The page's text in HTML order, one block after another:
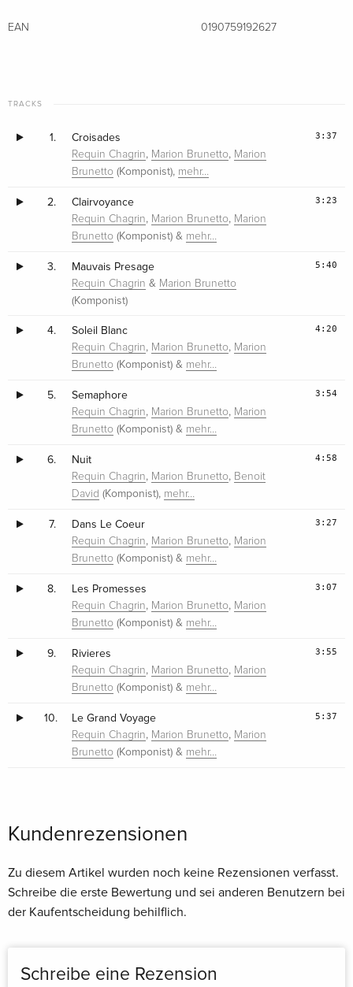
EAN 0190759192627
TRACKS
1. Croisades
Requin Chagrin, Marion Brunetto, Marion
Brunetto (Komponist), mehr…
3:37
2. Clairvoyance
Requin Chagrin, Marion Brunetto, Marion
Brunetto (Komponist) & mehr…
3:23
3. Mauvais Presage
Requin Chagrin & Marion Brunetto
(Komponist)
5:40
4. Soleil Blanc
Requin Chagrin, Marion Brunetto, Marion
Brunetto (Komponist) & mehr…
4:20
5. Semaphore
Requin Chagrin, Marion Brunetto, Marion
Brunetto (Komponist) & mehr…
3:54
6. Nuit
Requin Chagrin, Marion Brunetto, Benoit
David (Komponist), mehr…
4:58
7. Dans Le Coeur
Requin Chagrin, Marion Brunetto, Marion
Brunetto (Komponist) & mehr…
3:27
8. Les Promesses
Requin Chagrin, Marion Brunetto, Marion
Brunetto (Komponist) & mehr…
3:07
9. Rivieres
Requin Chagrin, Marion Brunetto, Marion
Brunetto (Komponist) & mehr…
3:55
10. Le Grand Voyage
Requin Chagrin, Marion Brunetto, Marion
Brunetto (Komponist) & mehr…
5:37
Kundenrezensionen
Zu diesem Artikel wurden noch keine Rezensionen verfasst.
Schreibe die erste Bewertung und sei anderen Benutzern bei
der Kaufentscheidung behilflich.
Schreibe eine Rezension